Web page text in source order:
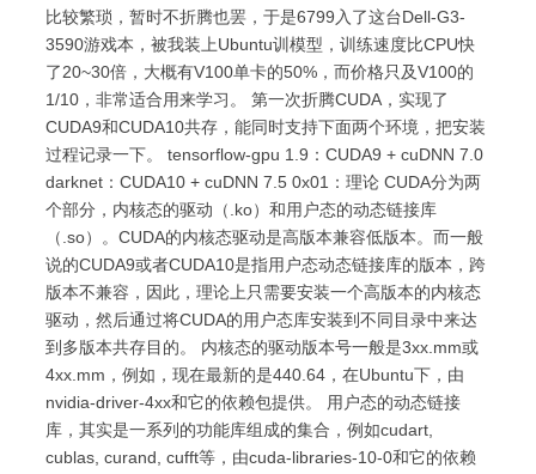
比较繁琐，暂时不折腾也罢，于是6799入了这台Dell-G3-
3590游戏本，被我装上Ubuntu训模型，训练速度比CPU快
了20~30倍，大概有V100单卡的50%，而价格只及V100的
1/10，非常适合用来学习。 第一次折腾CUDA，实现了
CUDA9和CUDA10共存，能同时支持下面两个环境，把安装
过程记录一下。 tensorflow-gpu 1.9：CUDA9 + cuDNN 7.0
darknet：CUDA10 + cuDNN 7.5 0x01：理论 CUDA分为两
个部分，内核态的驱动（.ko）和用户态的动态链接库
（.so）。CUDA的内核态驱动是高版本兼容低版本。而一般
说的CUDA9或者CUDA10是指用户态动态链接库的版本，跨
版本不兼容，因此，理论上只需要安装一个高版本的内核态
驱动，然后通过将CUDA的用户态库安装到不同目录中来达
到多版本共存目的。 内核态的驱动版本号一般是3xx.mm或
4xx.mm，例如，现在最新的是440.64，在Ubuntu下，由
nvidia-driver-4xx和它的依赖包提供。 用户态的动态链接
库，其实是一系列的功能库组成的集合，例如cudart,
cublas, curand, cufft等，由cuda-libraries-10-0和它的依赖